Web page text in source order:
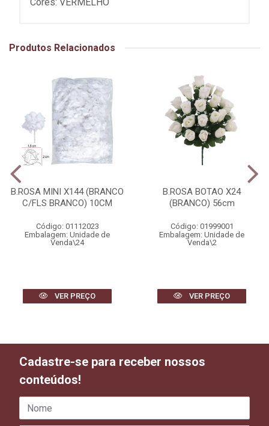
Produtos Relacionados
B.ROSA MINI X144 (BRANCO
C/FLS BRANCO) 10CM
Código: 01112023
Embalagem: Unidade de
Venda\24
VER PREÇO
B.ROSA BOTAO X24
(BRANCO) 56cm
Código: 01999001
Embalagem: Unidade de
Venda\2
VER PREÇO
Cadastre-se para receber nossos
conteúdos!